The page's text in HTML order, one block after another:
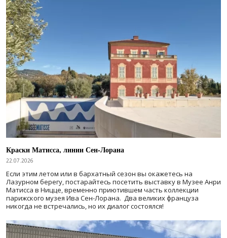
Краски Матисса, линии Сен-Лорана
22.07.2026
Если этим летом или в бархатный сезон вы окажетесь на
Лазурном берегу, постарайтесь посетить выставку в Музее Анри
Матисса в Ницце, временно приютившем часть коллекции
парижского музея Ива Сен-Лорана. Два великих француза
никогда не встречались, но их диалог состоялся!